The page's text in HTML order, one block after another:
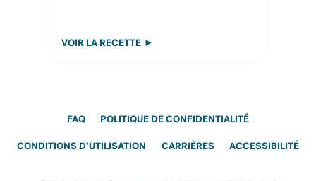
VOIR LA RECETTE
FAQ POLITIQUE DE CONFIDENTIALITÉ
CONDITIONS D’UTILISATION CARRIÈRES ACCESSIBILITÉ